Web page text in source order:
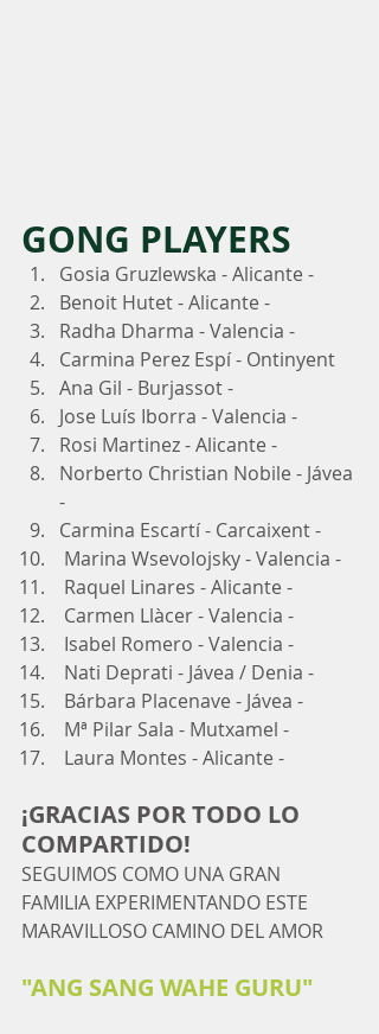
GONG PLAYERS
Gosia Gruzlewska - Alicante -
Benoit Hutet - Alicante -
Radha Dharma - Valencia -
Carmina Perez Espí - Ontinyent
Ana Gil - Burjassot -
Jose Luís Iborra - Valencia -
Rosi Martinez - Alicante -
Norberto Christian Nobile - Jávea
-
Carmina Escartí - Carcaixent -
Marina Wsevolojsky - Valencia -
Raquel Linares - Alicante -
Carmen Llàcer - Valencia -
Isabel Romero - Valencia -
Nati Deprati - Jávea / Denia -
Bárbara Placenave - Jávea -
Mª Pilar Sala - Mutxamel -
Laura Montes - Alicante -
¡GRACIAS POR TODO LO
COMPARTIDO!
SEGUIMOS COMO UNA GRAN
FAMILIA EXPERIMENTANDO ESTE
MARAVILLOSO CAMINO DEL AMOR
"ANG SANG WAHE GURU"